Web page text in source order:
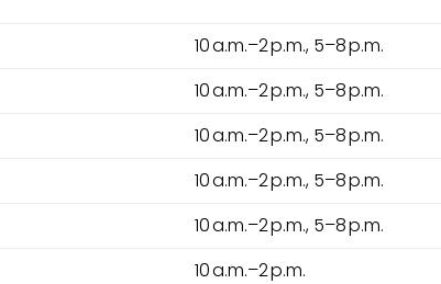
10 a.m.–2 p.m., 5–8 p.m.
10 a.m.–2 p.m., 5–8 p.m.
10 a.m.–2 p.m., 5–8 p.m.
10 a.m.–2 p.m., 5–8 p.m.
10 a.m.–2 p.m., 5–8 p.m.
10 a.m.–2 p.m.